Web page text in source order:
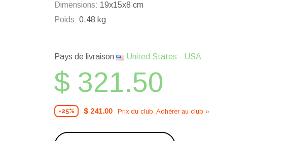
Dimensions: 19x15x8 cm
Poids: 0.48 kg
Pays de livraison United States - USA
$ 321.50
-25% $ 241.00 Prix ​​du club. Adhérer au club »